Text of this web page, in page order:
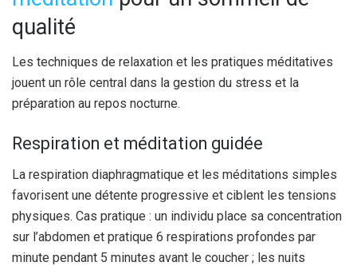
qualité
Les techniques de relaxation et les pratiques méditatives
jouent un rôle central dans la gestion du stress et la
préparation au repos nocturne.
Respiration et méditation guidée
La respiration diaphragmatique et les méditations simples
favorisent une détente progressive et ciblent les tensions
physiques. Cas pratique : un individu place sa concentration
sur l’abdomen et pratique 6 respirations profondes par
minute pendant 5 minutes avant le coucher ; les nuits